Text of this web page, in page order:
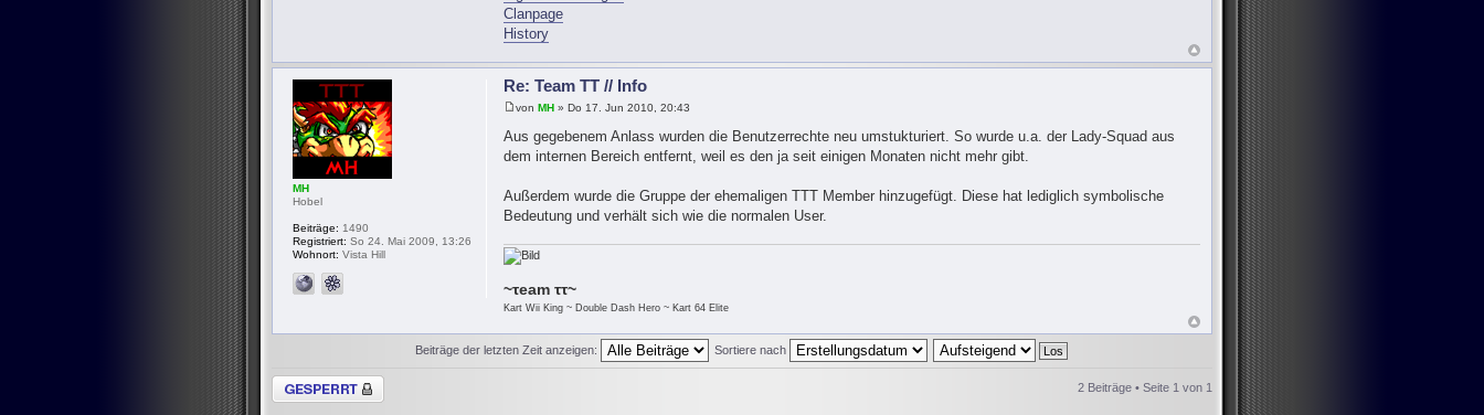
Clanpage
History
Re: Team TT // Info
vonMH » Do 17. Jun 2010, 20:43
Aus gegebenem Anlass wurden die Benutzerrechte neu umstukturiert. So wurde u.a. der Lady-Squad aus
dem internen Bereich entfernt, weil es den ja seit einigen Monaten nicht mehr gibt.
Außerdem wurde die Gruppe der ehemaligen TTT Member hinzugefügt. Diese hat lediglich symbolische
Bedeutung und verhält sich wie die normalen User.
~τeam ττ~
Kart Wii King ~ Double Dash Hero ~ Kart 64 Elite
MH
Hobel
Beiträge: 1490
Registriert: So 24. Mai 2009, 13:26
Wohnort: Vista Hill
Beiträge der letzten Zeit anzeigen: Sortiere nach
Thema gesperrt 2 Beiträge • Seite 1 von 1